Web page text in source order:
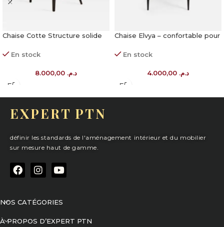
Chaise Cotte Structure solide
En stock
د.م.
Chaise Elvya – confortable pour
En stock
د.م.
EXPERT PTN
définir les standards de l'aménagement intérieur et du mobilier
sur mesure haut de gamme.
NOS CATÉGORIES
À PROPOS D’EXPERT PTN